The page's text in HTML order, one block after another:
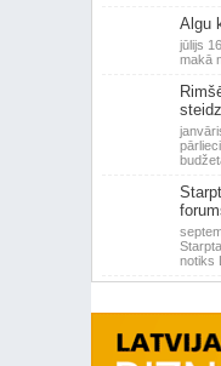
Algu
jūlijs
makā
notiks